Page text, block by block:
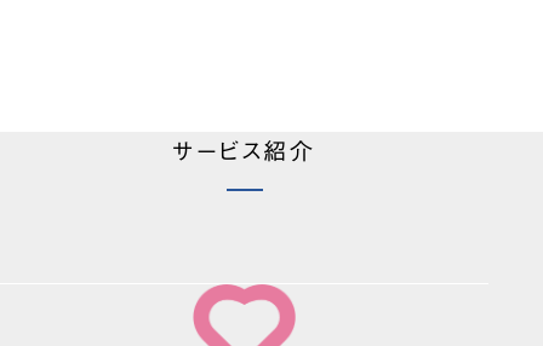
サービス紹介